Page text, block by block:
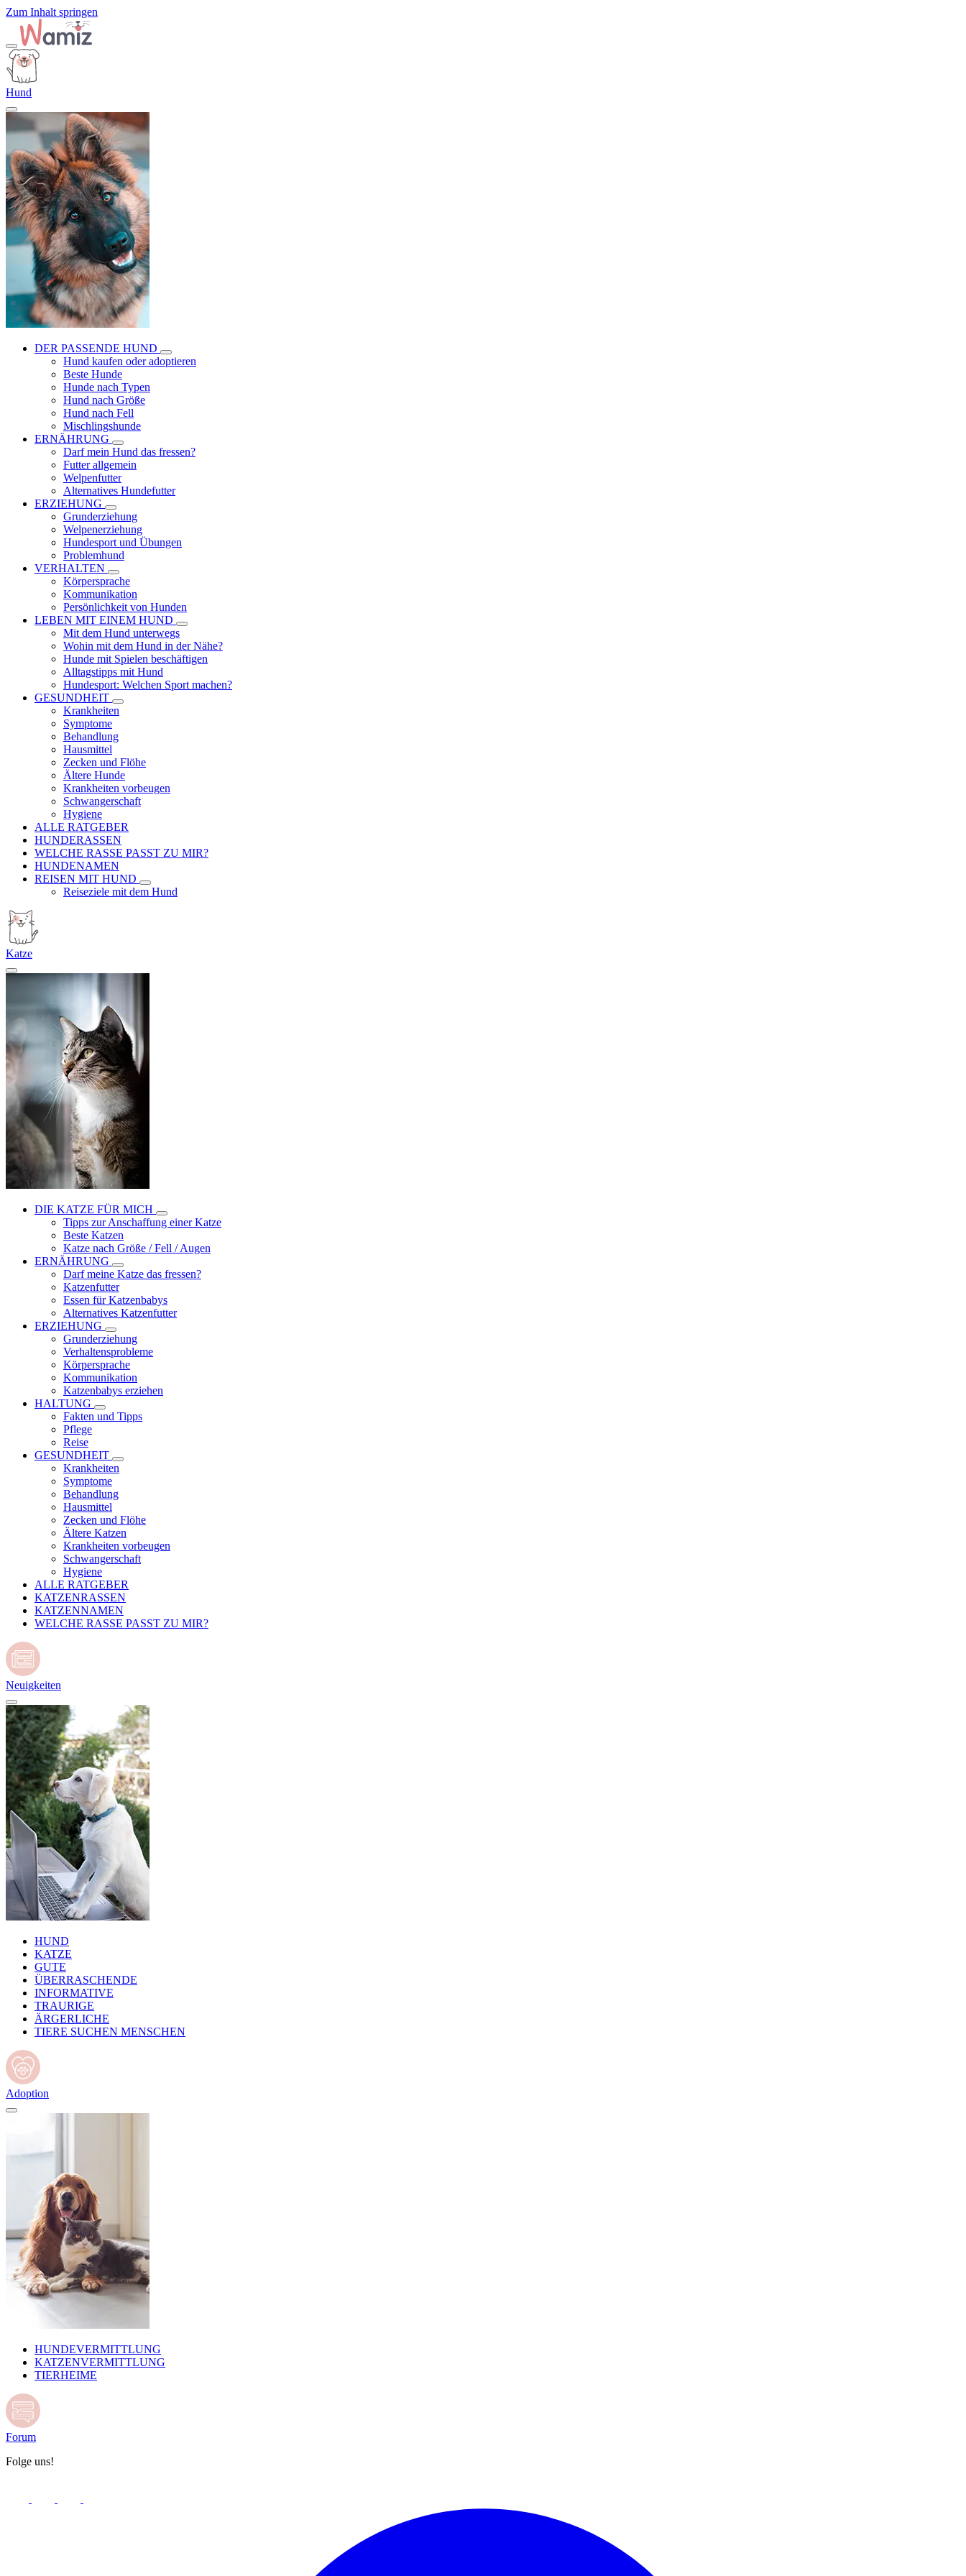
Zum Inhalt springen
Hund
DER PASSENDE HUND
Hund kaufen oder adoptieren
Beste Hunde
Hunde nach Typen
Hund nach Größe
Hund nach Fell
Mischlingshunde
ERNÄHRUNG
Darf mein Hund das fressen?
Futter allgemein
Welpenfutter
Alternatives Hundefutter
ERZIEHUNG
Grunderziehung
Welpenerziehung
Hundesport und Übungen
Problemhund
VERHALTEN
Körpersprache
Kommunikation
Persönlichkeit von Hunden
LEBEN MIT EINEM HUND
Mit dem Hund unterwegs
Wohin mit dem Hund in der Nähe?
Hunde mit Spielen beschäftigen
Alltagstipps mit Hund
Hundesport: Welchen Sport machen?
GESUNDHEIT
Krankheiten
Symptome
Behandlung
Hausmittel
Zecken und Flöhe
Ältere Hunde
Krankheiten vorbeugen
Schwangerschaft
Hygiene
ALLE RATGEBER
HUNDERASSEN
WELCHE RASSE PASST ZU MIR?
HUNDENAMEN
REISEN MIT HUND
Reiseziele mit dem Hund
Katze
DIE KATZE FÜR MICH
Tipps zur Anschaffung einer Katze
Beste Katzen
Katze nach Größe / Fell / Augen
ERNÄHRUNG
Darf meine Katze das fressen?
Katzenfutter
Essen für Katzenbabys
Alternatives Katzenfutter
ERZIEHUNG
Grunderziehung
Verhaltensprobleme
Körpersprache
Kommunikation
Katzenbabys erziehen
HALTUNG
Fakten und Tipps
Pflege
Reise
GESUNDHEIT
Krankheiten
Symptome
Behandlung
Hausmittel
Zecken und Flöhe
Ältere Katzen
Krankheiten vorbeugen
Schwangerschaft
Hygiene
ALLE RATGEBER
KATZENRASSEN
KATZENNAMEN
WELCHE RASSE PASST ZU MIR?
Neuigkeiten
HUND
KATZE
GUTE
ÜBERRASCHENDE
INFORMATIVE
TRAURIGE
ÄRGERLICHE
TIERE SUCHEN MENSCHEN
Adoption
HUNDEVERMITTLUNG
KATZENVERMITTLUNG
TIERHEIME
Forum
Folge uns!